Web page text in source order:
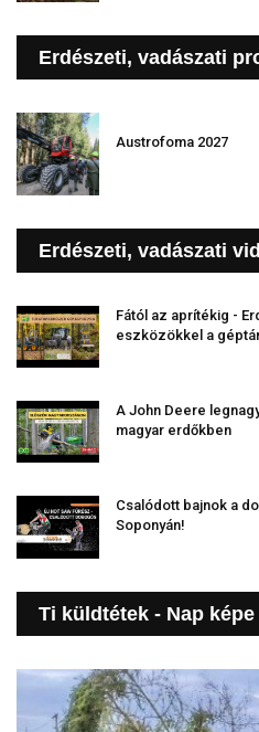
Erdészeti, vadászati
Austrofoma 2027
Erdészeti, vadászati
Fától az aprítékig -
eszközökkel a
A John Deere
magyar erdőkben
Csalódott bajnok a
Soponyán!
Ti küldtétek - Nap képe